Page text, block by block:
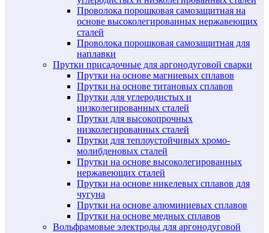
Проволока порошковая самозащитная на
основе высоколегированных нержавеющих
сталей
Проволока порошковая самозащитная для
наплавки
Прутки присадочные для аргонодуговой сварки
Прутки на основе магниевых сплавов
Прутки на основе титановых сплавов
Прутки для углеродистых и
низколегированных сталей
Прутки для высокопрочных
низколегированных сталей
Прутки для теплоустойчивых хромо-
молибденовых сталей
Прутки на основе высоколегированных
нержавеющих сталей
Прутки на основе никелевых сплавов для
чугуна
Прутки на основе алюминиевых сплавов
Прутки на основе медных сплавов
Вольфрамовые электроды для аргонодуговой